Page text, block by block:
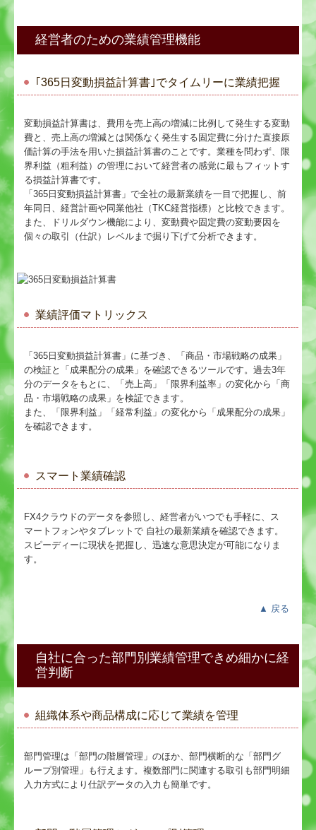
経営者のための業績管理機能
｢365日変動損益計算書｣でタイムリーに業績把握
変動損益計算書は、費用を売上高の増減に比例して発生する変動
費と、売上高の増減とは関係なく発生する固定費に分けた直接原
価計算の手法を用いた損益計算書のことです。業種を問わず、限
界利益（粗利益）の管理において経営者の感覚に最もフィットす
る損益計算書です。
「365日変動損益計算書」で全社の最新業績を一目で把握し、前
年同日、経営計画や同業他社（TKC経営指標）と比較できます。
また、ドリルダウン機能により、変動費や固定費の変動要因を
個々の取引（仕訳）レベルまで掘り下げて分析できます。
業績評価マトリックス
「365⽇変動損益計算書」に基づき、「商品・市場戦略の成果」
の検証と「成果配分の成果」を確認できるツールです。過去3年
分のデータをもとに、「売上⾼」「限界利益率」の変化から「商
品・市場戦略の成果」を検証できます。
また、「限界利益」「経常利益」の変化から「成果配分の成果」
を確認できます。
スマート業績確認
FX4クラウドのデータを参照し、経営者がいつでも手軽に、ス
マートフォンやタブレットで 自社の最新業績を確認できます。
スピーディーに現状を把握し、迅速な意思決定が可能になりま
す。
▲ 戻る
自社に合った部門別業績管理できめ細かに経
営判断
組織体系や商品構成に応じて業績を管理
部門管理は「部門の階層管理」のほか、部門横断的な「部門グ
ループ別管理」も行えます。複数部門に関連する取引も部門明細
入力方式により仕訳データの入力も簡単です。